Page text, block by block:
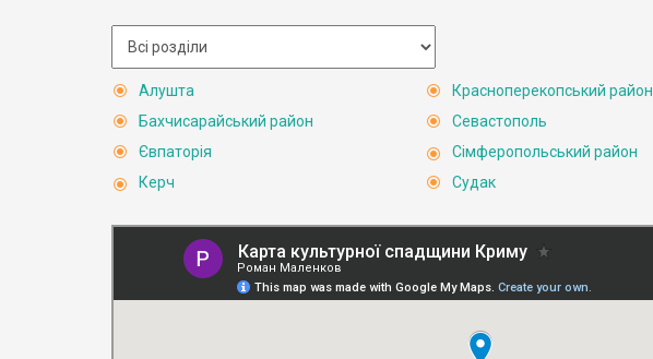
Алушта
Бахчисарайський район
Євпаторія
Керч
Красноперекопський район
Севастополь
Сімферопольський район
Судак